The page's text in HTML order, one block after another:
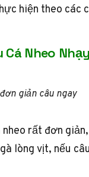
hiện theo các
Cá Nheo Nhạy
giản câu ngay
rất đơn
lòng vịt, nếu